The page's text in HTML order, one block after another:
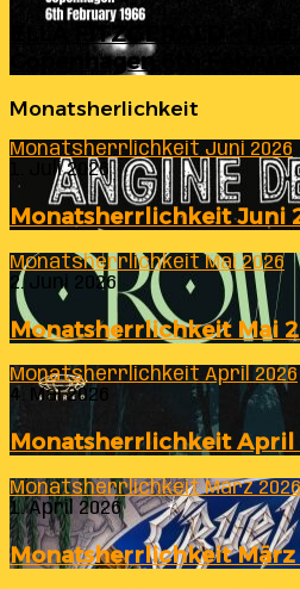
ELLA FITZGERALD –
Copenhagen 6th
Monatsherlichkeit
Monatsherrlichkeit Juni 2026
1. Juli 2026
Monatsherrlichkeit Juni
Monatsherrlichkeit Mai 2026
2. Juni 2026
Monatsherrlichkeit Mai
Monatsherrlichkeit April 2026
4. Mai 2026
Monatsherrlichkeit April
Monatsherrlichkeit März 2026
1. April 2026
Monatsherrlichkeit März